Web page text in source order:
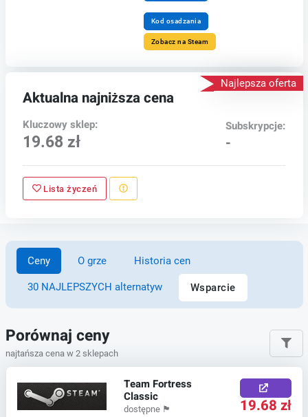
Kod osadzania
Zobacz na Steam
Najlepsza oferta
Aktualna najniższa cena
Kluczowy sklep:
19.68 zł
Subskrypcje:
-
Lista życzeń
Ceny O grze Historia cen
30 NAJLEPSZYCH alternatyw Wsparcie
Porównaj ceny
najtańsza cena w 2 sklepach
Team Fortress
Classic
dostępne 🏴 19.68 zł